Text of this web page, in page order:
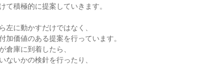
て積極的に提案していきます。
に動かすだけではなく、
加価値のある提案を行っています。
倉庫に到着したら、
ないかの検針を行ったり、